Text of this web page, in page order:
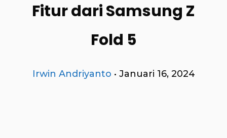
Fitur dari Samsung Z
Fold 5
Irwin Andriyanto • Januari 16, 2024